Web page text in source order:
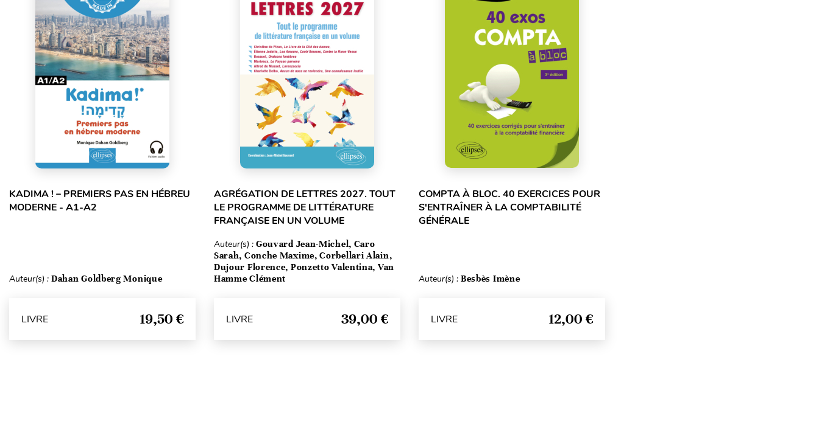
KADIMA ! – PREMIERS PAS EN HÉBREU
MODERNE - A1-A2
Auteur(s) : Dahan Goldberg Monique
LIVRE 19,50 €
AGRÉGATION DE LETTRES 2027. TOUT
LE PROGRAMME DE LITTÉRATURE
FRANÇAISE EN UN VOLUME
Auteur(s) : Gouvard Jean-Michel, Caro
Sarah, Conche Maxime, Corbellari Alain,
Dujour Florence, Ponzetto Valentina, Van
Hamme Clément
LIVRE 39,00 €
COMPTA À BLOC. 40 EXERCICES POUR
S'ENTRAÎNER À LA COMPTABILITÉ
GÉNÉRALE
Auteur(s) : Besbès Imène
LIVRE 12,00 €